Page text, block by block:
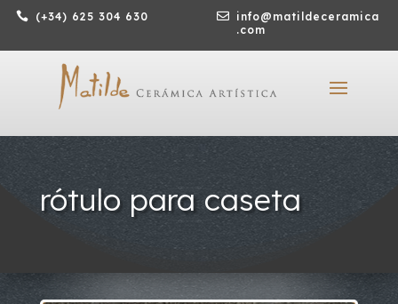
 (+34) 625 304 630 
info@matildeceramica
.com
rótulo para caseta